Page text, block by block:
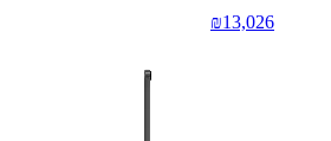
₪13,026